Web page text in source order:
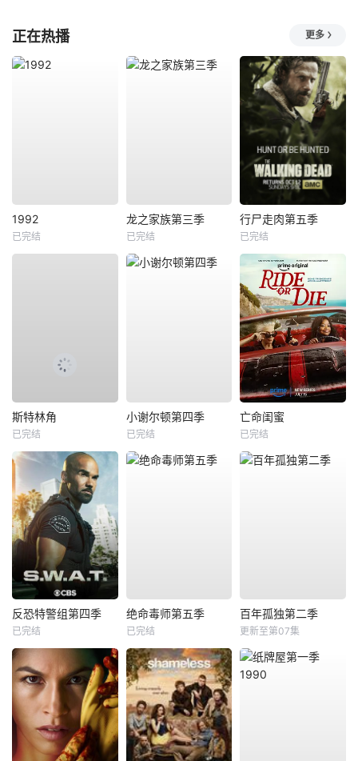
正在热播 更多
1992
已完结
龙之家族第三季
已完结
行尸走肉第五季
已完结
斯特林角
已完结
小谢尔顿第四季
已完结
亡命闺蜜
已完结
反恐特警组第四季
已完结
绝命毒师第五季
已完结
百年孤独第二季
更新至第07集